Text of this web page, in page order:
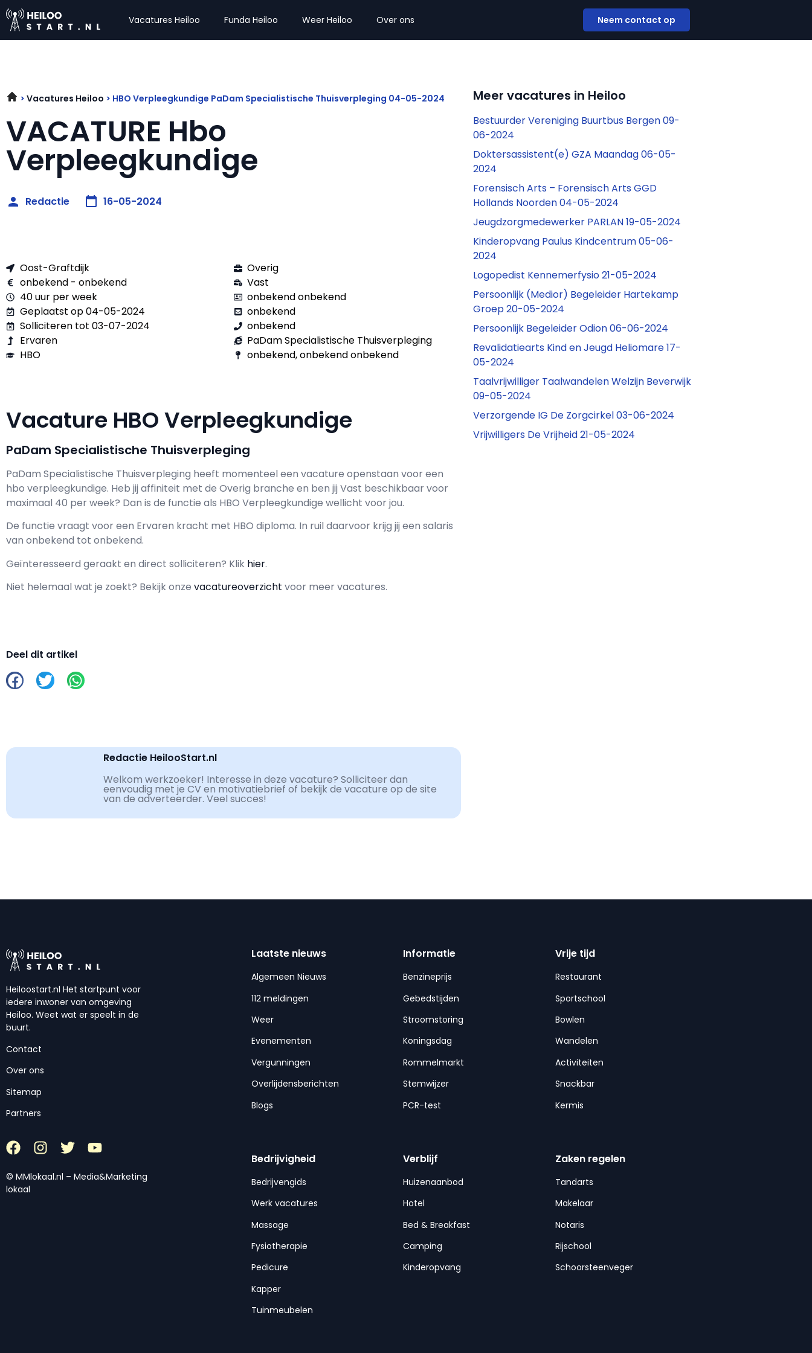
Vacatures Heiloo Funda Heiloo Weer Heiloo Over ons Neem contact op
Vacatures Heiloo HBO Verpleegkundige PaDam Specialistische Thuisverpleging 04-05-2024
VACATURE Hbo
Verpleegkundige
Redactie 16-05-2024
Oost-Graftdijk
onbekend - onbekend
40 uur per week
Geplaatst op 04-05-2024
Solliciteren tot 03-07-2024
Ervaren
HBO
Overig
Vast
onbekend onbekend
onbekend
onbekend
PaDam Specialistische Thuisverpleging
onbekend, onbekend onbekend
Vacature HBO Verpleegkundige
PaDam Specialistische Thuisverpleging
PaDam Specialistische Thuisverpleging heeft momenteel een vacature openstaan voor een
hbo verpleegkundige. Heb jij affiniteit met de Overig branche en ben jij Vast beschikbaar voor
maximaal 40 per week? Dan is de functie als HBO Verpleegkundige wellicht voor jou.
De functie vraagt voor een Ervaren kracht met HBO diploma. In ruil daarvoor krijg jij een salaris
van onbekend tot onbekend.
Geïnteresseerd geraakt en direct solliciteren? Klik hier.
Niet helemaal wat je zoekt? Bekijk onze vacatureoverzicht voor meer vacatures.
Deel dit artikel
Redactie HeilooStart.nl
Welkom werkzoeker! Interesse in deze vacature? Solliciteer dan
eenvoudig met je CV en motivatiebrief of bekijk de vacature op de site
van de adverteerder. Veel succes!
Meer vacatures in Heiloo
Bestuurder Vereniging Buurtbus Bergen 09-
06-2024
Doktersassistent(e) GZA Maandag 06-05-
2024
Forensisch Arts – Forensisch Arts GGD
Hollands Noorden 04-05-2024
Jeugdzorgmedewerker PARLAN 19-05-2024
Kinderopvang Paulus Kindcentrum 05-06-
2024
Logopedist Kennemerfysio 21-05-2024
Persoonlijk (Medior) Begeleider Hartekamp
Groep 20-05-2024
Persoonlijk Begeleider Odion 06-06-2024
Revalidatiearts Kind en Jeugd Heliomare 17-
05-2024
Taalvrijwilliger Taalwandelen Welzijn Beverwijk
09-05-2024
Verzorgende IG De Zorgcirkel 03-06-2024
Vrijwilligers De Vrijheid 21-05-2024
Heiloostart.nl Het startpunt voor
iedere inwoner van omgeving
Heiloo. Weet wat er speelt in de
buurt.
Contact
Over ons
Sitemap
Partners
© MMlokaal.nl – Media&Marketing
lokaal
Laatste nieuws
Algemeen Nieuws
112 meldingen
Weer
Evenementen
Vergunningen
Overlijdensberichten
Blogs
Informatie
Benzineprijs
Gebedstijden
Stroomstoring
Koningsdag
Rommelmarkt
Stemwijzer
PCR-test
Vrije tijd
Restaurant
Sportschool
Bowlen
Wandelen
Activiteiten
Snackbar
Kermis
Bedrijvigheid
Bedrijvengids
Werk vacatures
Massage
Fysiotherapie
Pedicure
Kapper
Tuinmeubelen
Verblijf
Huizenaanbod
Hotel
Bed & Breakfast
Camping
Kinderopvang
Zaken regelen
Tandarts
Makelaar
Notaris
Rijschool
Schoorsteenveger